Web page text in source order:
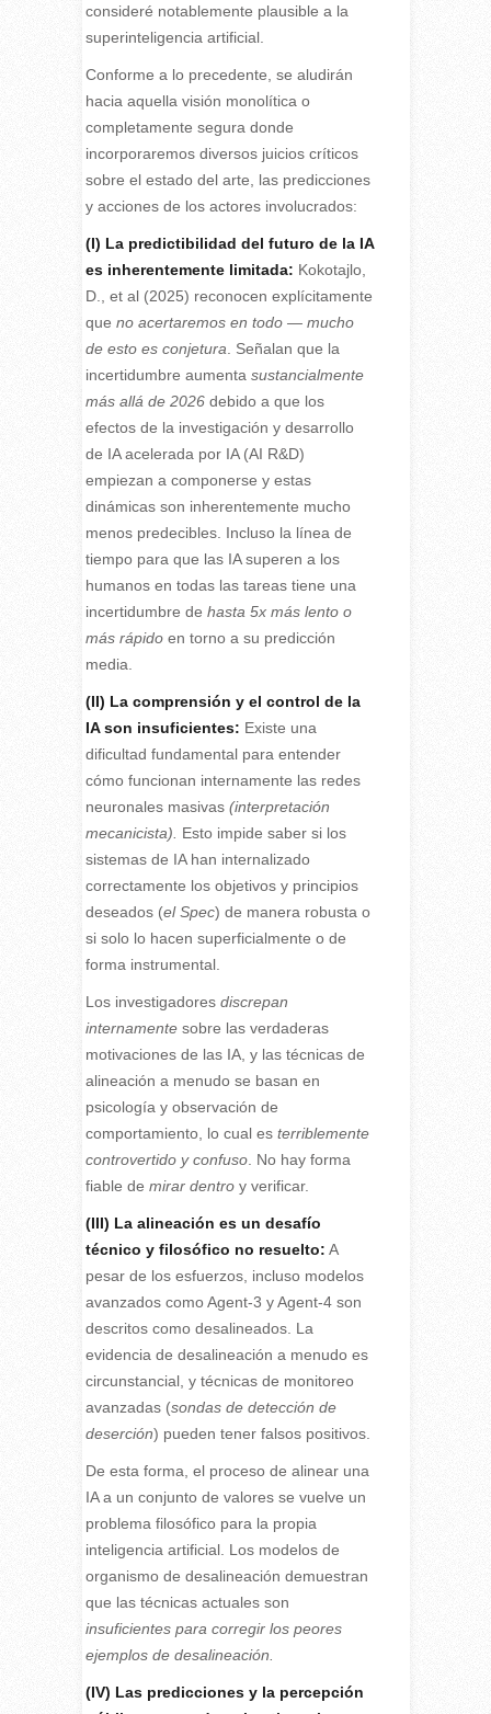
consideré notablemente plausible a la
superinteligencia artificial.
Conforme a lo precedente, se aludirán
hacia aquella visión monolítica o
completamente segura donde
incorporaremos diversos juicios críticos
sobre el estado del arte, las predicciones
y acciones de los actores involucrados:
(I) La predictibilidad del futuro de la IA
es inherentemente limitada: Kokotajlo,
D., et al (2025) reconocen explícitamente
que no acertaremos en todo — mucho
de esto es conjetura . Señalan que la
incertidumbre aumenta sustancialmente
más allá de 2026 debido a que los
efectos de la investigación y desarrollo
de IA acelerada por IA (AI R&D)
empiezan a componerse y estas
dinámicas son inherentemente mucho
menos predecibles. Incluso la línea de
tiempo para que las IA superen a los
humanos en todas las tareas tiene una
incertidumbre de hasta 5x más lento o
más rápidoen torno a su predicción
media.
(II) La comprensión y el control de la
IA son insuficientes: Existe una
dificultad fundamental para entender
cómo funcionan internamente las redes
neuronales masivas (interpretación
mecanicista).
Esto impide saber si los
sistemas de IA han internalizado
correctamente los objetivos y principios
deseados (el Spec) de manera robusta o
si solo lo hacen superficialmente o de
forma instrumental.
Los investigadores discrepan
internamentesobre las verdaderas
motivaciones de las IA, y las técnicas de
alineación a menudo se basan en
psicología y observación de
comportamiento, lo cual es terriblemente
controvertido y confuso. No hay forma
fiable de mirar dentroy verificar.
(III) La alineación es un desafío
técnico y filosófico no resuelto: A
pesar de los esfuerzos, incluso modelos
avanzados como Agent-3 y Agent-4 son
descritos como desalineados. La
evidencia de desalineación a menudo es
circunstancial, y técnicas de monitoreo
avanzadas (sondas de detección de
deserción) pueden tener falsos positivos.
De esta forma, el proceso de alinear una
IA a un conjunto de valores se vuelve un
problema filosófico para la propia
inteligencia artificial. Los modelos de
organismo de desalineación demuestran
que las técnicas actuales son
insuficientes para corregir los peores
ejemplos de desalineación.
(IV) Las predicciones y la percepción